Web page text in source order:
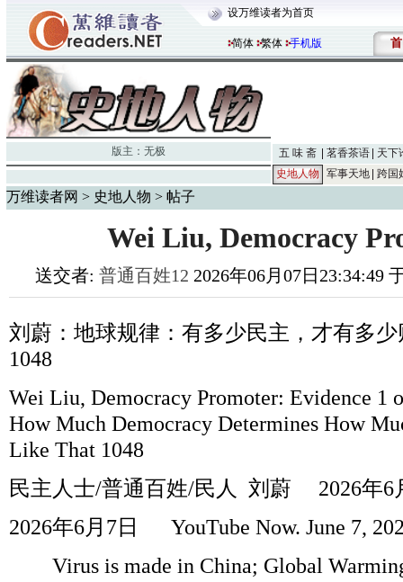
设万维读者为首页
简体 繁体 手机版 首
版主： 无极 五 味 斋 茗香茶语
天下
史地人物
军事天地 跨国
万维读者网 > 史地人物 > 帖子
Wei Liu, Democracy
送交者: 普通百姓12 2026年06月07日23:34:49
刘蔚：地球规律：有多少民主，才有多
1048
Wei Liu, Democracy Promoter: Evidence 1
How Much Democracy Determines How
Like That 1048
民主人士/普通百姓/民人 刘蔚 2026年6
2026年6月 7日
YouTube Now. June 7,
Virus is made in China; Global